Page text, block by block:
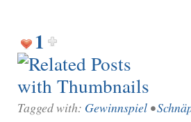
1
Tagged with: Gewinnspiel •